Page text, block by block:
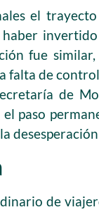
el
fue
falta de
de
paso
de